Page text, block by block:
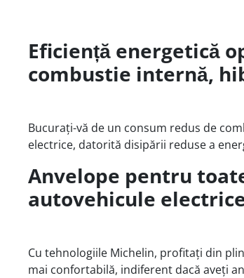
Eficiență energetică
combustie internă,
Bucurați-vă de un consum redus de
electrice, datorită disipării reduse a
Anvelope pentru
autovehicule
Cu tehnologiile Michelin, profitați din
mai confortabilă, indiferent dacă aveți